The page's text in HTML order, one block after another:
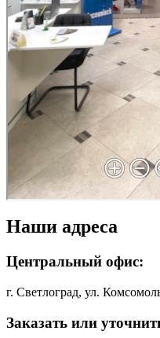
Наши адреса
Центральный офис:
г. Светлоград, ул.
Заказать или